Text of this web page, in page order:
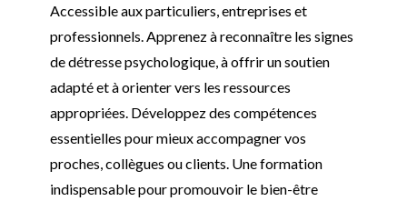
Accessible aux particuliers, entreprises et
professionnels. Apprenez à reconnaître les signes
de détresse psychologique, à offrir un soutien
adapté et à orienter vers les ressources
appropriées. Développez des compétences
essentielles pour mieux accompagner vos
proches, collègues ou clients. Une formation
indispensable pour promouvoir le bien-être